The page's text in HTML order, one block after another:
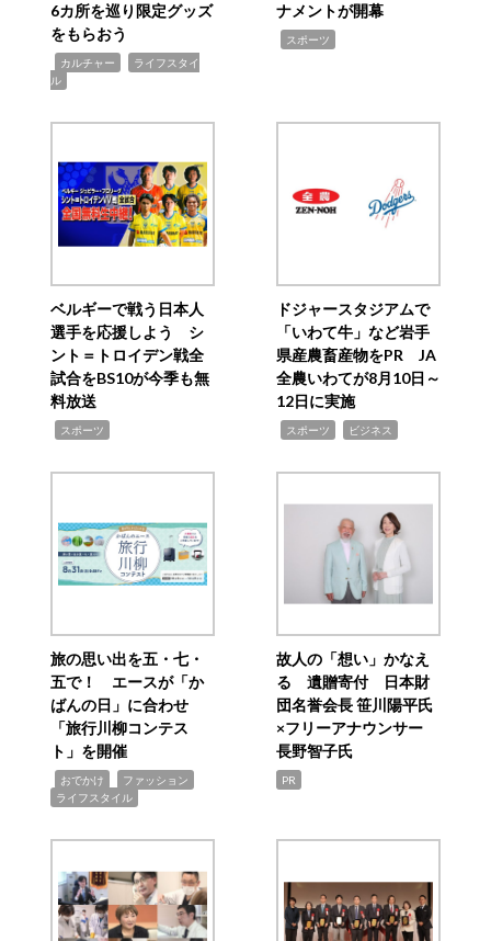
6カ所を巡り限定グッズ
をもらおう
カルチャー
ライフスタイ
ル
ナメントが開幕
スポーツ
ベルギーで戦う日本人
選手を応援しよう シ
ント＝トロイデン戦全
試合をBS10が今季も無
料放送
スポーツ
ドジャースタジアムで
「いわて牛」など岩手
県産農畜産物をPR JA
全農いわてが8月10日～
12日に実施
スポーツ ビジネス
旅の思い出を五・七・
五で！ エースが「か
ばんの日」に合わせ
「旅行川柳コンテス
ト」を開催
おでかけ ファッション
ライフスタイル
故人の「想い」かなえ
る 遺贈寄付 日本財
団名誉会長 笹川陽平氏
×フリーアナウンサー
長野智子氏
PR